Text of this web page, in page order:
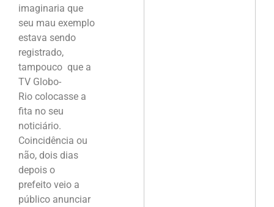
imaginaria que
seu mau exemplo
estava sendo
registrado,
tampouco que a
TV Globo-
Rio colocasse a
fita no seu
noticiário.
Coincidência ou
não, dois dias
depois o
prefeito veio a
público anunciar